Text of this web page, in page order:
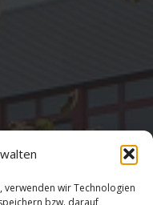
verwenden wir Technologien
bzw. darauf